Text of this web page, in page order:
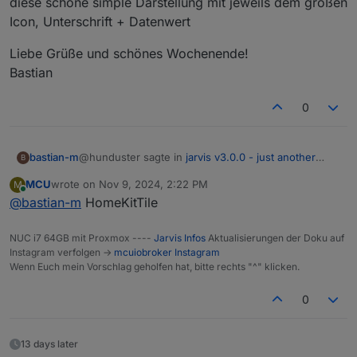
ich immer das Thema, dass ich bei der
Tab-Bar unten Gefahr laufe, ungewollt
Icon, Unterschrift + Datenwert
Liebe Grüße und schönes Wochenende!
Bastian
0
B bastian-m@hunduster sagte in jarvis v3.0.0 - just another
M
Online
MCUwrote on Nov 9, 2024, 2:22 PM
last edited by
@bastian-m HomeKitTile
NUC i7 64GB mit Proxmox ---- Jarvis Infos Aktualisierungen der Doku auf
Instagram verfolgen -> mcuiobroker Instagram
Wenn Euch mein Vorschlag geholfen hat, bitte rechts "^" klicken.
0
13 days later